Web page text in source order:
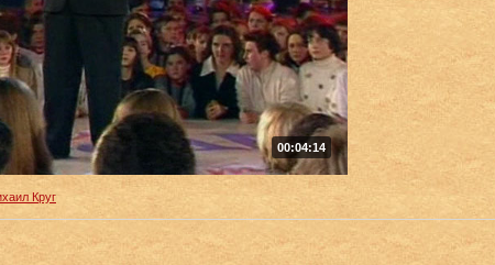
00:04:14
Круг